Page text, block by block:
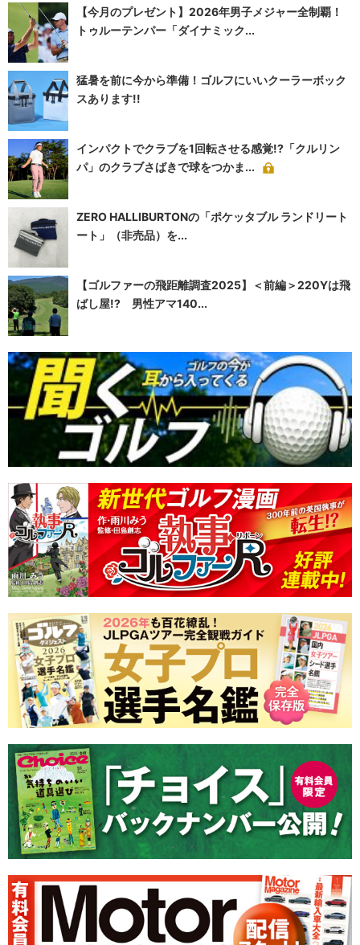
【今月のプレゼント】2026年男子メジャー全制覇！
トゥルーテンパー「ダイナミック...
猛暑を前に今から準備！ゴルフにいいクーラーボック
スあります!!
インパクトでクラブを1回転させる感覚!?「クルリン
パ」のクラブさばきで球をつかま...
ZERO HALLIBURTONの「ポケッタブル ランドリート
ート」（非売品）を...
【ゴルファーの飛距離調査2025】＜前編＞220Yは飛
ばし屋!? 男性アマ140...